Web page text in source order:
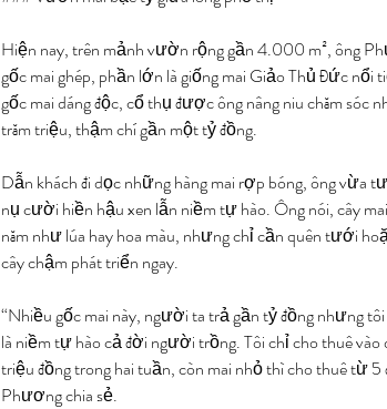
Hiện nay, trên mảnh vườn rộng gần 4.000 m², ông
gốc mai ghép, phần lớn là giống mai Giảo Thủ Đức nổi
gốc mai dáng độc, cổ thụ được ông nâng niu chăm sóc
trăm triệu, thậm chí gần một tỷ đồng.
Dẫn khách đi dọc những hàng mai rợp bóng, ông vừa
nụ cười hiền hậu xen lẫn niềm tự hào. Ông nói, cây
năm như lúa hay hoa màu, nhưng chỉ cần quên tưới
cây chậm phát triển ngay.
“Nhiều gốc mai này, người ta trả gần tỷ đồng nhưng
là niềm tự hào cả đời người trồng. Tôi chỉ cho thuê
triệu đồng trong hai tuần, còn mai nhỏ thì cho thuê từ 5
Phương chia sẻ.